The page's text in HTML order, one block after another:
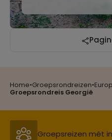
Home•Groepsrondreizen•
Groepsrondreis Georgië
Reizen met oog
Groepsreizen mét
Persoonlijk en